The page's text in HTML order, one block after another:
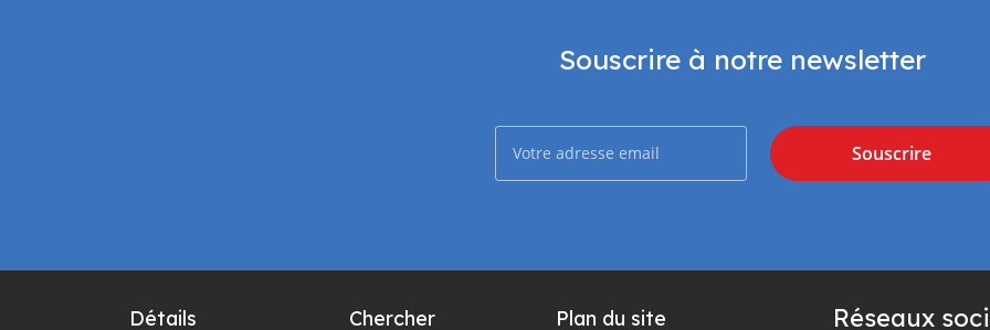
Souscrire à notre newsletter
Souscrire
Détails Chercher Plan du site Réseaux